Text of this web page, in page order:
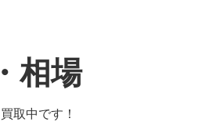
相場
取中です！